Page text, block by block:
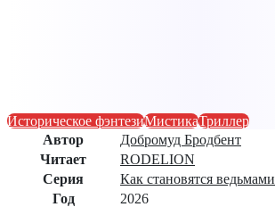
Историческое фэнтезиМистикаТриллер
Автор
Добромуд Бродбент
Читает
RODELION
Серия
Как становятся ведьмами
Год
2026